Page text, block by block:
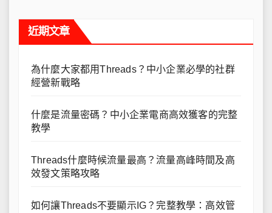
近期文章
為什麼大家都用Threads？中小企業必學的社群
經營新戰略
什麼是流量密碼？中小企業電商高效獲客的完整
教學
Threads什麼時候流量最高？流量高峰時間及高
效發文策略攻略
如何讓Threads不要顯示IG？完整教學：高效管